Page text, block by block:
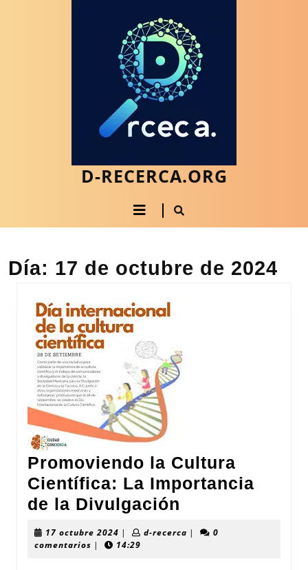
D-RECERCA.ORG
Botón
apertura
Día: 17 de octubre de 2024
Promoviendo la Cultura
Científica: La Importancia
de la Divulgación
17 octubre 2024 17
octubre
| d-recercad-|
0
comentarios | 14:29